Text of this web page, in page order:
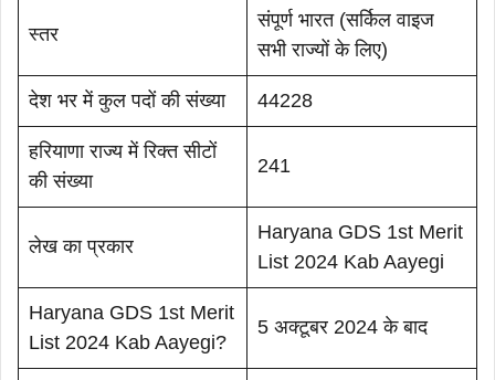
स्तर
संपूर्ण भारत (सर्किल वाइज
सभी राज्यों के लिए)
देश भर में कुल पदों की संख्या 44228
हरियाणा राज्य में रिक्त सीटों
की संख्या
241
लेख का प्रकार
Haryana GDS 1st Merit
List 2024 Kab Aayegi
Haryana GDS 1st Merit
List 2024 Kab Aayegi?
5 अक्टूबर 2024 के बाद